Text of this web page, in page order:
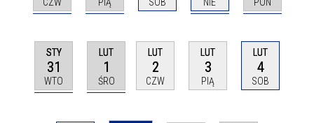
SOB
STY
31
WTO
LUT
1
ŚRO
LUT
2
CZW
LUT
3
PIĄ
LUT
4
SOB